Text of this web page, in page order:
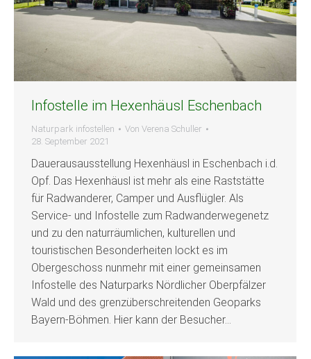
Infostelle im Hexenhäusl Eschenbach
Naturpark infostellen Von Verena Schuller
28. September 2021
Dauerausausstellung Hexenhäusl in Eschenbach i.d.
Opf. Das Hexenhäusl ist mehr als eine Raststätte
für Radwanderer, Camper und Ausflügler. Als
Service- und Infostelle zum Radwanderwegenetz
und zu den naturräumlichen, kulturellen und
touristischen Besonderheiten lockt es im
Obergeschoss nunmehr mit einer gemeinsamen
Infostelle des Naturparks Nördlicher Oberpfälzer
Wald und des grenzüberschreitenden Geoparks
Bayern-Böhmen. Hier kann der Besucher…